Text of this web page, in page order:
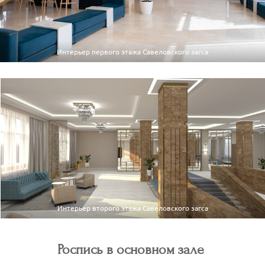
Интерьер первого этажа Савеловского загса
Интерьер второго этажа Савеловского загса
Роспись в основном зале